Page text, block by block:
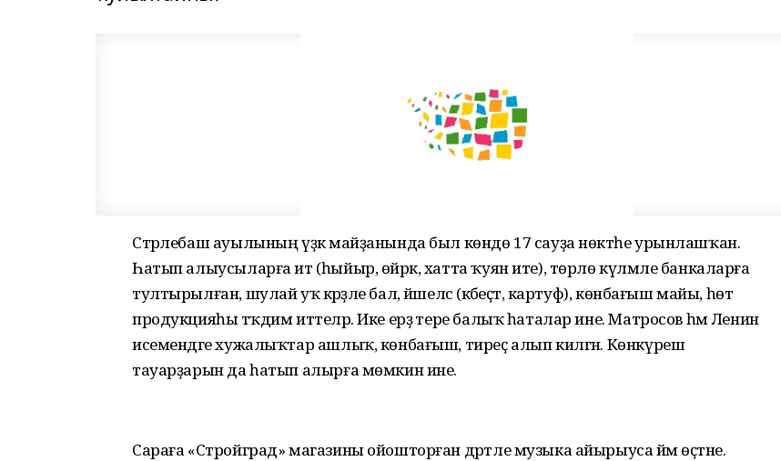
Стәрлебаш ауылының үҙәк майҙанында был көндө 17 сауҙа нөктәһе урынлашҡан.
Һатып алыусыларға ит (һыйыр, өйрәк, хатта ҡуян ите), төрлө күләмле банкаларға
тултырылған, шулай уҡ кәрәҙле бал, йәшелсә (кәбеҫтә, картуф), көнбағыш майы, һөт
продукцияһы тәҡдим иттеләр. Ике ерҙә тере балыҡ һаталар ине. Матросов һәм Ленин
исемендәге хужалыҡтар ашлыҡ, көнбағыш, тиреҫ алып килгән. Көнкүреш
тауарҙарын да һатып алырға мөмкин ине.
Сараға «Стройград» магазины ойошторған дәртле музыка айырыуса йәм өҫтәне.